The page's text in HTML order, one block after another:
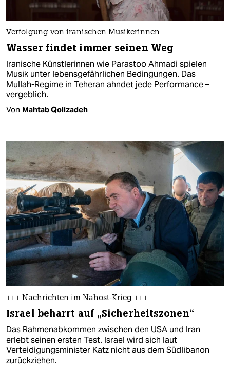
Verfolgung von iranischen Musikerinnen
Wasser findet immer seinen Weg
Iranische Künstlerinnen wie Parastoo Ahmadi spielen
Musik unter lebensgefährlichen Bedingungen. Das
Mullah-Regime in Teheran ahndet jede Performance –
vergeblich.
Von Mahtab Qolizadeh
+++ Nachrichten im Nahost-Krieg +++
Israel beharrt auf „Sicherheitszonen“
Das Rahmenabkommen zwischen den USA und Iran
erlebt seinen ersten Test. Israel wird sich laut
Verteidigungsminister Katz nicht aus dem Südlibanon
zurückziehen.